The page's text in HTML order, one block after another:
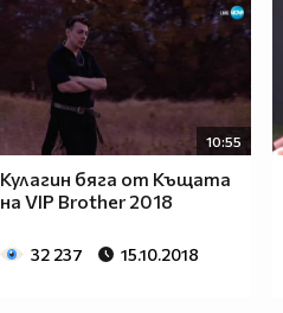
10:55
Кулагин бяга от Къщата
на VIP Brother 2018
32 237 15.10.2018